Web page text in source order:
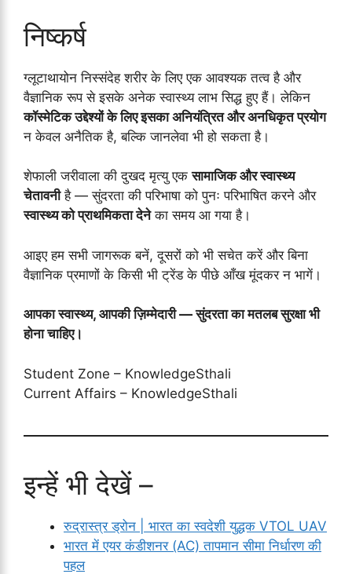
निष्कर्ष
ग्लूटाथायोन निस्संदेह शरीर के लिए एक आवश्यक तत्व है और
वैज्ञानिक रूप से इसके अनेक स्वास्थ्य लाभ सिद्ध हुए हैं। लेकिन
कॉस्मेटिक उद्देश्यों के लिए इसका अनियंत्रित और अनधिकृत प्रयोग
न केवल अनैतिक है, बल्कि जानलेवा भी हो सकता है।
शेफाली जरीवाला की दुखद मृत्यु एकसामाजिक और स्वास्थ्य
चेतावनीहै — सुंदरता की परिभाषा को पुनः परिभाषित करने और
स्वास्थ्य को प्राथमिकता देनेका समय आ गया है।
आइए हम सभी जागरूक बनें, दूसरों को भी सचेत करें और बिना
वैज्ञानिक प्रमाणों के किसी भी ट्रेंड के पीछे आँख मूंदकर न भागें।
आपका स्वास्थ्य, आपकी ज़िम्मेदारी — सुंदरता का मतलब सुरक्षा भी
होना चाहिए।
Student Zone – KnowledgeSthali
Current Affairs – KnowledgeSthali
इन्हें भी देखें –
रुद्रास्त्र ड्रोन | भारत का स्वदेशी युद्धक VTOL UAV
भारत में एयर कंडीशनर (AC) तापमान सीमा निर्धारण की
पहल